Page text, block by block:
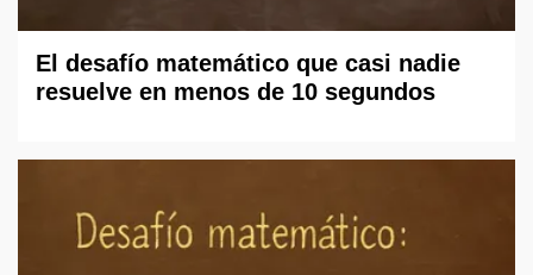
El desafío matemático que casi nadie
resuelve en menos de 10 segundos